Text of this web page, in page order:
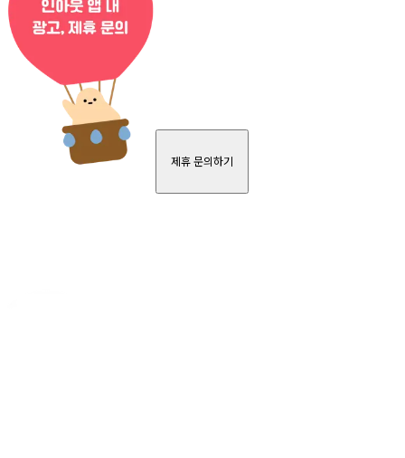
제휴 문의하기